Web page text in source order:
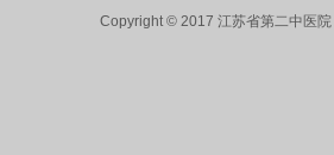
Copyright © 2017 江苏省第二中医院